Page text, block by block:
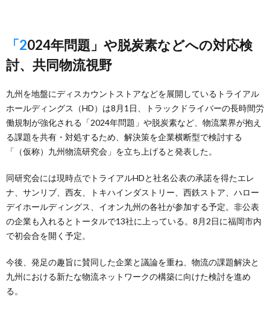
「2024年問題」や脱炭素などへの対応検
討、共同物流視野
九州を地盤にディスカウントストアなどを展開しているトライアル
ホールディングス（HD）は8月1日、トラックドライバーの長時間労
働規制が強化される「2024年問題」や脱炭素など、物流業界が抱え
る課題を共有・対処するため、解決策を企業横断型で検討する
「（仮称）九州物流研究会」を立ち上げると発表した。
同研究会には現時点でトライアルHDと社名公表の承諾を得たエレ
ナ、サンリブ、西友、トキハインダストリー、西鉄ストア、ハロー
デイホールディングス、イオン九州の各社が参加する予定。非公表
の企業も入れるとトータルで13社に上っている。8月2日に福岡市内
で初会合を開く予定。
今後、発足の趣旨に賛同した企業と議論を重ね、物流の課題解決と
九州における新たな物流ネットワークの構築に向けた検討を進め
る。